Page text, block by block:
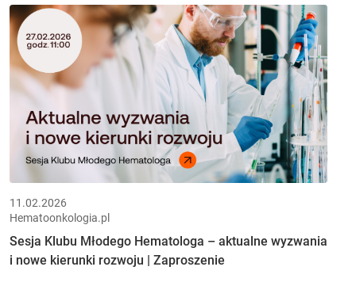
11.02.2026
Hematoonkologia.pl
Sesja Klubu Młodego Hematologa – aktualne wyzwania
i nowe kierunki rozwoju | Zaproszenie